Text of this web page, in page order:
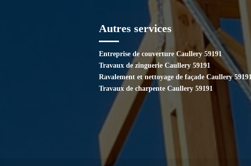
Autres services
Entreprise de couverture Caullery 59191
Travaux de zinguerie Caullery 59191
Ravalement et nettoyage de façade Caullery 59191
Travaux de charpente Caullery 59191